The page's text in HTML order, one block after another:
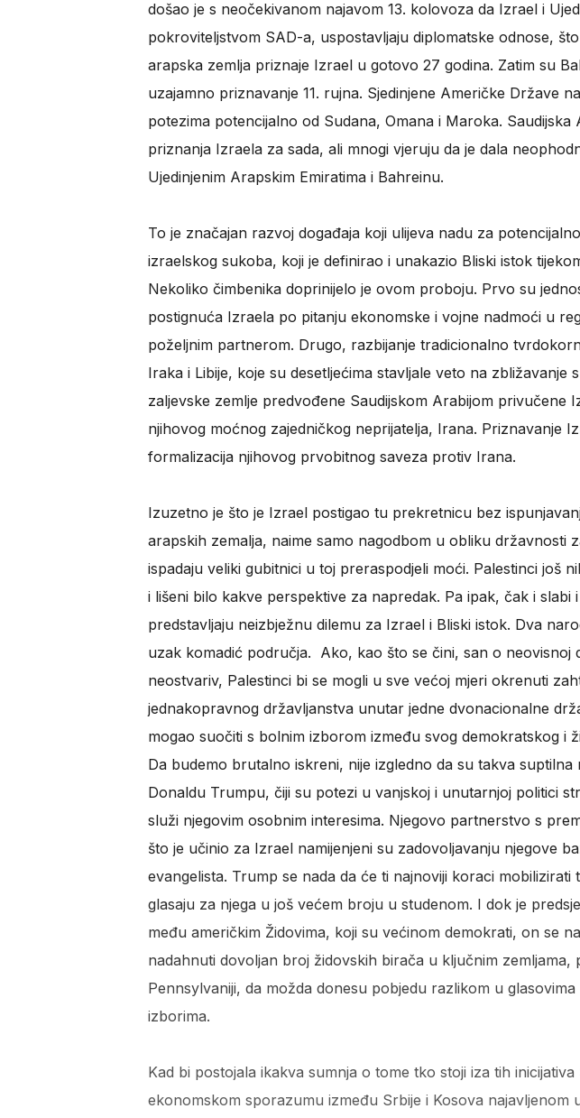
došao je s neočekivanom najavom 13. kolovoza da Izrael i
pokroviteljstvom SAD-a, uspostavljaju diplomatske odnose,
arapska zemlja priznaje Izrael u gotovo 27 godina. Zatim su
uzajamno priznavanje 11. rujna. Sjedinjene Američke Države
potezima potencijalno od Sudana, Omana i Maroka. Saudijska
priznanja Izraela za sada, ali mnogi vjeruju da je dala
Ujedinjenim Arapskim Emiratima i Bahreinu.
To je značajan razvoj događaja koji ulijeva nadu za
izraelskog sukoba, koji je definirao i unakazio Bliski istok
Nekoliko čimbenika doprinijelo je ovom proboju. Prvo su
postignuća Izraela po pitanju ekonomske i vojne nadmoći u
poželjnim partnerom. Drugo, razbijanje tradicionalno
Iraka i Libije, koje su desetljećima stavljale veto na zbližavanje
zaljevske zemlje predvođene Saudijskom Arabijom privučene
njihovog moćnog zajedničkog neprijatelja, Irana. Priznavanje
formalizacija njihovog prvobitnog saveza protiv Irana.
Izuzetno je što je Izrael postigao tu prekretnicu bez
arapskih zemalja, naime samo nagodbom u obliku državnosti
ispadaju veliki gubitnici u toj preraspodjeli moći. Palestinci još
i lišeni bilo kakve perspektive za napredak. Pa ipak, čak i slabi
predstavljaju neizbježnu dilemu za Izrael i Bliski istok. Dva
uzak komadić područja. Ako, kao što se čini, san o neovisnoj
neostvariv, Palestinci bi se mogli u sve većoj mjeri okrenuti
jednakopravnog državljanstva unutar jedne dvonacionalne
mogao suočiti s bolnim izborom između svog demokratskog i
Da budemo brutalno iskreni, nije izgledno da su takva
Donaldu Trumpu, čiji su potezi u vanjskoj i unutarnjoj politici
služi njegovim osobnim interesima. Njegovo partnerstvo s
što je učinio za Izrael namijenjeni su zadovoljavanju njegove
evangelista. Trump se nada da će ti najnoviji koraci mobilizirati
glasaju za njega u još većem broju u studenom. I dok je
među američkim Židovima, koji su većinom demokrati, on se
nadahnuti dovoljan broj židovskih birača u ključnim zemljama,
Pennsylvaniji, da možda donesu pobjedu razlikom u
izborima.
Kad bi postojala ikakva sumnja o tome tko stoji iza tih
ekonomskom sporazumu između Srbije i Kosova najavljenom